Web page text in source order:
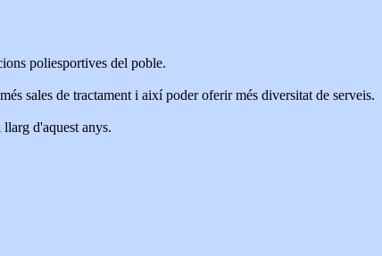
poliesportives del poble.
sales de tractament i així poder oferir més diversitat de serveis.
d'aquest anys.